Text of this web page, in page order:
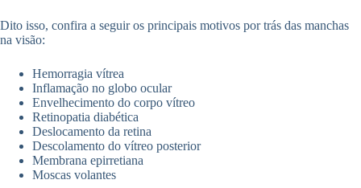
Dito isso, confira a seguir os principais motivos por trás das manchas
na visão:
Hemorragia vítrea
Inflamação no globo ocular
Envelhecimento do corpo vítreo
Retinopatia diabética
Deslocamento da retina
Descolamento do vítreo posterior
Membrana epirretiana
Moscas volantes